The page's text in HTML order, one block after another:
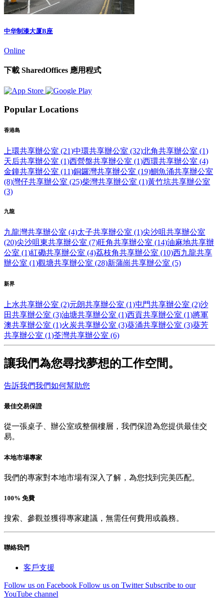
中华制漆大厦B座
Online
下載 SharedOffices 應用程式
Popular Locations
香港島
上環共享辦公室 (21)中環共享辦公室 (32)北角共享辦公室 (1)
天后共享辦公室 (1)西營盤共享辦公室 (1)西環共享辦公室 (4)
金鐘共享辦公室 (11)銅鑼灣共享辦公室 (19)鰂魚涌共享辦公室
(8)灣仔共享辦公室 (25)柴灣共享辦公室 (1)黃竹坑共享辦公室
(3)
九龍
九龍灣共享辦公室 (4)太子共享辦公室 (1)尖沙咀共享辦公室
(20)尖沙咀東共享辦公室 (7)旺角共享辦公室 (14)油麻地共享辦
公室 (1)紅磡共享辦公室 (4)荔枝角共享辦公室 (10)西九龍共享
辦公室 (1)觀塘共享辦公室 (28)新蒲崗共享辦公室 (5)
新界
上水共享辦公室 (2)元朗共享辦公室 (1)屯門共享辦公室 (2)沙
田共享辦公室 (3)油塘共享辦公室 (1)西貢共享辦公室 (1)將軍
澳共享辦公室 (1)火炭共享辦公室 (3)葵涌共享辦公室 (3)葵芳
共享辦公室 (1)荃灣共享辦公室 (6)
讓我們為您尋找夢想的工作空間。
告訴我們我們如何幫助您
最佳交易保證
從一張桌子、辦公室或整個樓層，我們保證為您提供最佳交
易。
本地市場專家
我們的專家對本地市場有深入了解，為您找到完美匹配。
100% 免費
搜索、參觀並獲得專家建議，無需任何費用或義務。
聯絡我們
客戶支援
Follow us on Facebook Follow us on Twitter Subscribe to our
YouTube channel